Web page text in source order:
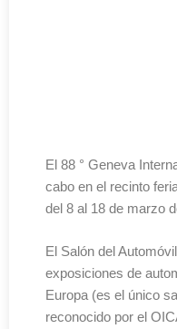
El 88 ° Geneva
cabo en el recinto
del 8 al 18 de marzo
El Salón del
exposiciones de
Europa (es el único
reconocido por el